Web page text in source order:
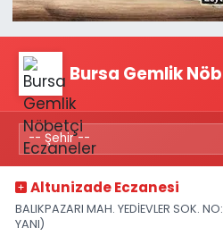
Bursa Gemlik
Altunizade Eczanesi
BALIKPAZARI MAH. YEDİEVLER SOK.
YANI)